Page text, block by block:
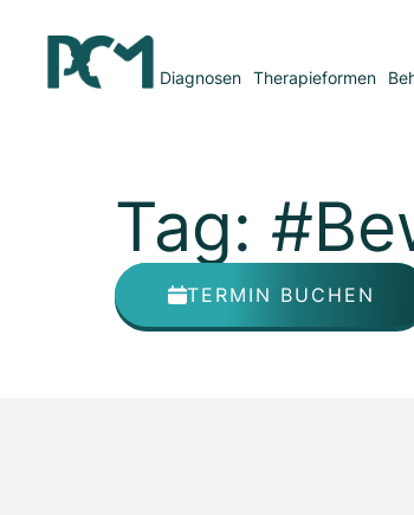
Diagnosen Therapieformen
Tag:
TERMIN BUCHEN